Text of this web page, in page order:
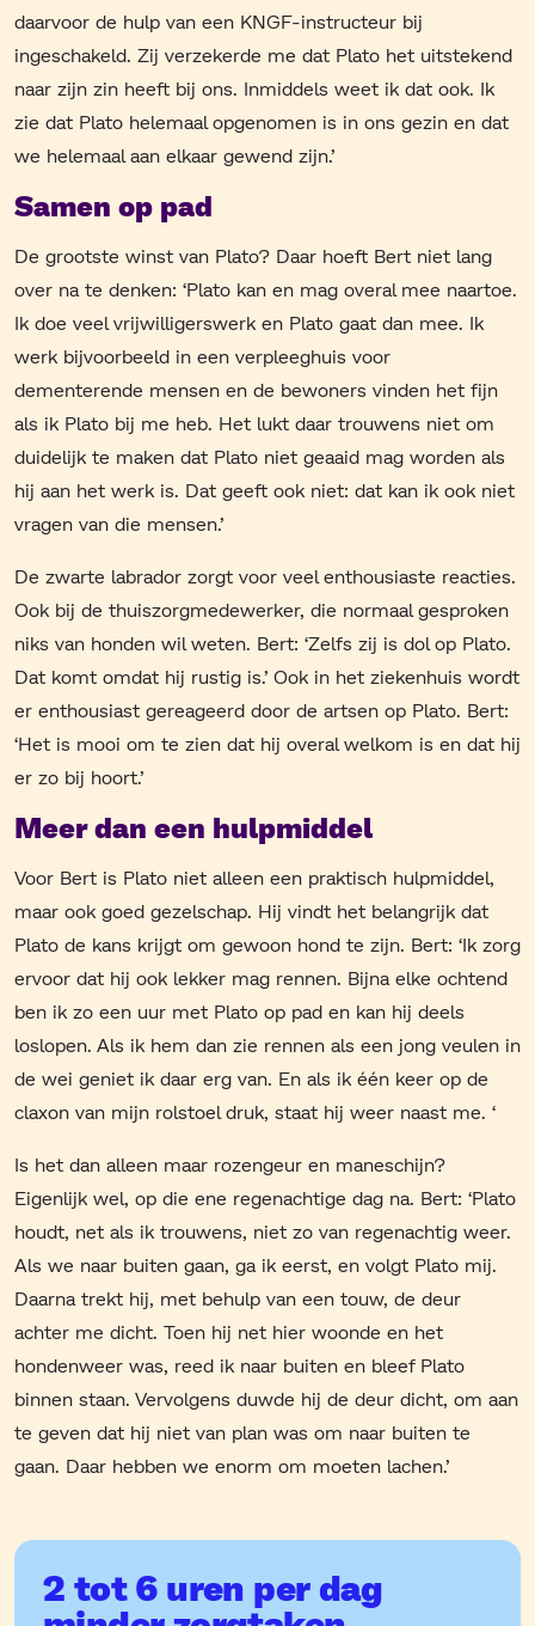
daarvoor de hulp van een KNGF-instructeur bij
ingeschakeld. Zij verzekerde me dat Plato het uitstekend
naar zijn zin heeft bij ons. Inmiddels weet ik dat ook. Ik
zie dat Plato helemaal opgenomen is in ons gezin en dat
we helemaal aan elkaar gewend zijn.’
Samen op pad
De grootste winst van Plato? Daar hoeft Bert niet lang
over na te denken: ‘Plato kan en mag overal mee naartoe.
Ik doe veel vrijwilligerswerk en Plato gaat dan mee. Ik
werk bijvoorbeeld in een verpleeghuis voor
dementerende mensen en de bewoners vinden het fijn
als ik Plato bij me heb. Het lukt daar trouwens niet om
duidelijk te maken dat Plato niet geaaid mag worden als
hij aan het werk is. Dat geeft ook niet: dat kan ik ook niet
vragen van die mensen.’
De zwarte labrador zorgt voor veel enthousiaste reacties.
Ook bij de thuiszorgmedewerker, die normaal gesproken
niks van honden wil weten. Bert: ‘Zelfs zij is dol op Plato.
Dat komt omdat hij rustig is.’ Ook in het ziekenhuis wordt
er enthousiast gereageerd door de artsen op Plato. Bert:
‘Het is mooi om te zien dat hij overal welkom is en dat hij
er zo bij hoort.’
Meer dan een hulpmiddel
Voor Bert is Plato niet alleen een praktisch hulpmiddel,
maar ook goed gezelschap. Hij vindt het belangrijk dat
Plato de kans krijgt om gewoon hond te zijn. Bert: ‘Ik zorg
ervoor dat hij ook lekker mag rennen. Bijna elke ochtend
ben ik zo een uur met Plato op pad en kan hij deels
loslopen. Als ik hem dan zie rennen als een jong veulen in
de wei geniet ik daar erg van. En als ik één keer op de
claxon van mijn rolstoel druk, staat hij weer naast me. ‘
Is het dan alleen maar rozengeur en maneschijn?
Eigenlijk wel, op die ene regenachtige dag na. Bert: ‘Plato
houdt, net als ik trouwens, niet zo van regenachtig weer.
Als we naar buiten gaan, ga ik eerst, en volgt Plato mij.
Daarna trekt hij, met behulp van een touw, de deur
achter me dicht. Toen hij net hier woonde en het
hondenweer was, reed ik naar buiten en bleef Plato
binnen staan. Vervolgens duwde hij de deur dicht, om aan
te geven dat hij niet van plan was om naar buiten te
gaan. Daar hebben we enorm om moeten lachen.’
2 tot 6 uren per dag